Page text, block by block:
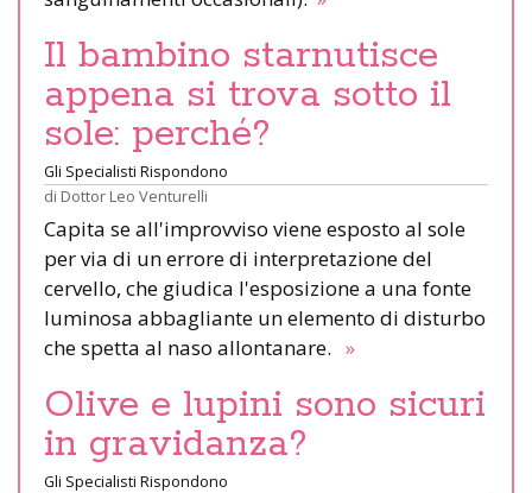
Il bambino starnutisce
appena si trova sotto il
sole: perché?
Gli Specialisti Rispondono
di Dottor Leo Venturelli
Capita se all'improvviso viene esposto al sole
per via di un errore di interpretazione del
cervello, che giudica l'esposizione a una fonte
luminosa abbagliante un elemento di disturbo
che spetta al naso allontanare. »
Olive e lupini sono sicuri
in gravidanza?
Gli Specialisti Rispondono